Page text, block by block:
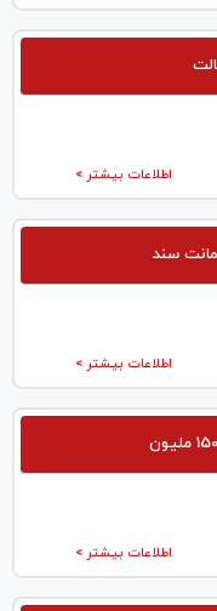
اطلاعات بیشتر >
سند
اطلاعات بیشتر >
اطلاعات بیشتر >